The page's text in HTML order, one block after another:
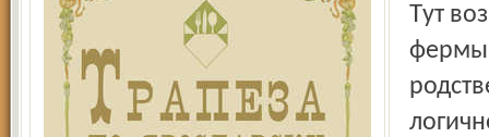
Тут возникает неясность: неужели приставы взяли с
фермы